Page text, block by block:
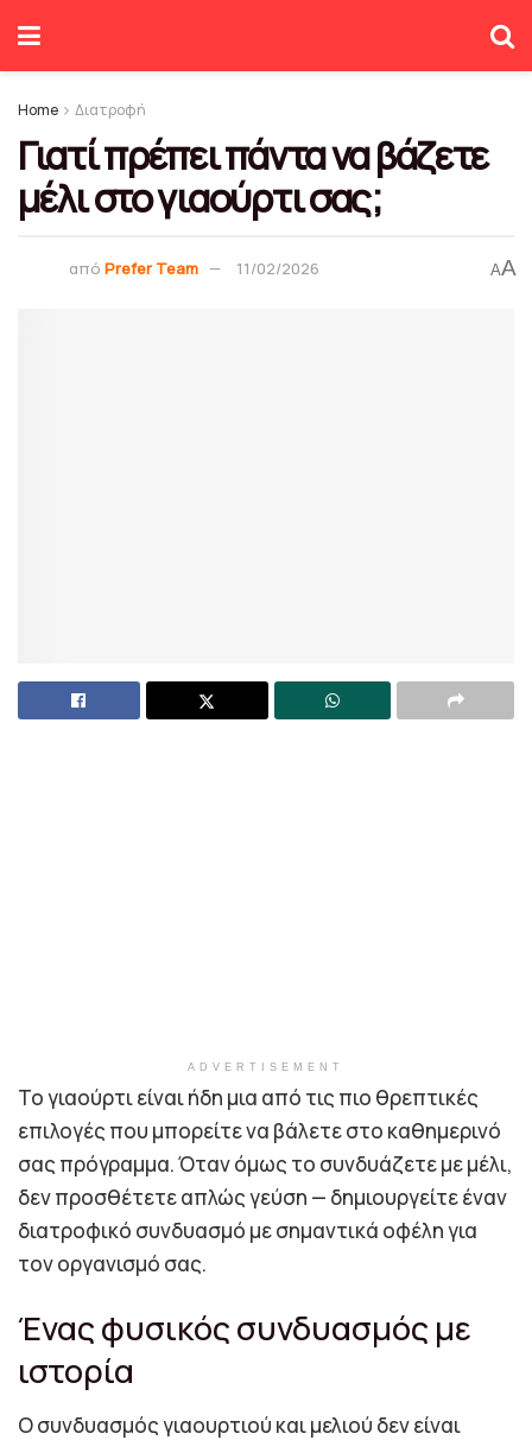
Home Διατροφή
Γιατί πρέπει πάντα να βάζετε
μέλι στο γιαούρτι σας;
από Prefer Team 11/02/2026 AA
ADVERTISEMENT
Το γιαούρτι είναι ήδη μια από τις πιο θρεπτικές
επιλογές που μπορείτε να βάλετε στο καθημερινό
σας πρόγραμμα. Όταν όμως το συνδυάζετε με μέλι,
δεν προσθέτετε απλώς γεύση — δημιουργείτε έναν
διατροφικό συνδυασμό με σημαντικά οφέλη για
τον οργανισμό σας.
Ένας φυσικός συνδυασμός με
ιστορία
Ο συνδυασμός γιαουρτιού και μελιού δεν είναι